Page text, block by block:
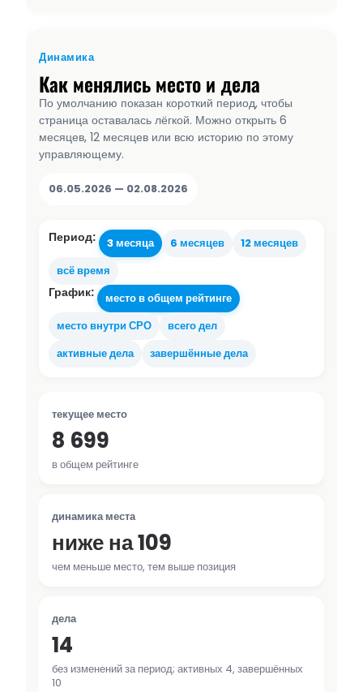
Динамика
Как менялись место и дела
По умолчанию показан короткий период, чтобы
страница оставалась лёгкой. Можно открыть 6
месяцев, 12 месяцев или всю историю по этому
управляющему.
06.05.2026 — 02.08.2026
Период: 3 месяца 6 месяцев
12 месяцев
всё время
График:
место в общем рейтинге
место внутри СРО
всего дел
активные дела
завершённые дела
текущее место
8 699
в общем рейтинге
динамика места
ниже на 109
чем меньше место, тем выше позиция
дела
14
без изменений за период; активных 4, завершённых
10